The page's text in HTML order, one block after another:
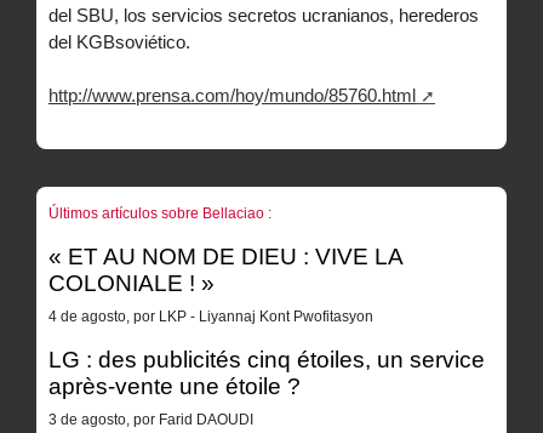
del SBU, los servicios secretos ucranianos, herederos
del KGBsoviético.
http://www.prensa.com/hoy/mundo/85760.html
Últimos artículos sobre Bellaciao :
« ET AU NOM DE DIEU : VIVE LA
COLONIALE ! »
4 de agosto, por LKP - Liyannaj Kont Pwofitasyon
LG : des publicités cinq étoiles, un service
après-vente une étoile ?
3 de agosto, por Farid DAOUDI